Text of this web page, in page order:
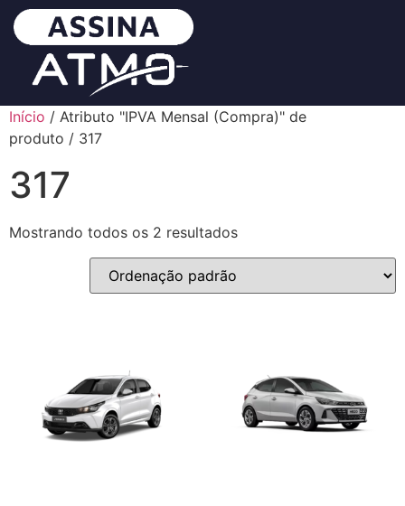
Início / Atributo "IPVA Mensal (Compra)" de
produto / 317
317
Mostrando todos os 2 resultados